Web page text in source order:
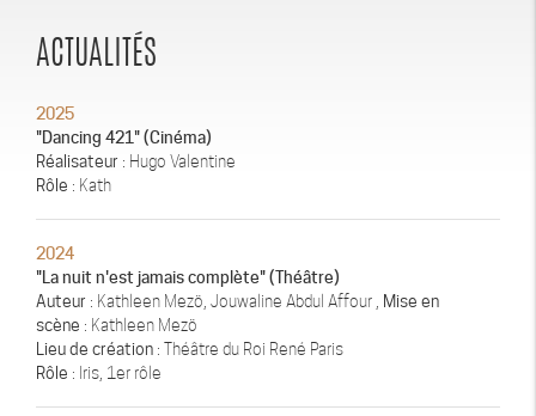
ACTUALITÉS
2025
"Dancing 421" (Cinéma)
Réalisateur : Hugo Valentine
Rôle : Kath
2024
"La nuit n'est jamais complète" (Théâtre)
Auteur : Kathleen Mezö, Jouwaline Abdul Affour ,
Mise en
scène : Kathleen Mezö
Lieu de création : Théâtre du Roi René Paris
Rôle : Iris, 1er rôle